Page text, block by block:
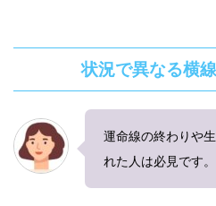
状況で異なる横
運命線の終わりや
れた人は必見です。